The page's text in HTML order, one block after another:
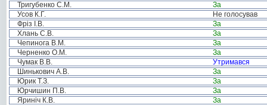
Тригубенко С.М.
За
Усов К.Г.
Не голосував
Фріз І.В.
За
Хлань С.В.
За
Чепинога В.М.
За
Черненко О.М.
За
Чумак В.В.
Утримався
Шинькович А.В.
За
Юрик Т.З.
За
Юрчишин П.В.
За
Яриніч К.В.
За